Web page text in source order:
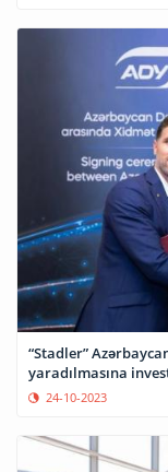
“Stadler”
yaradılmasına
24-10-2023